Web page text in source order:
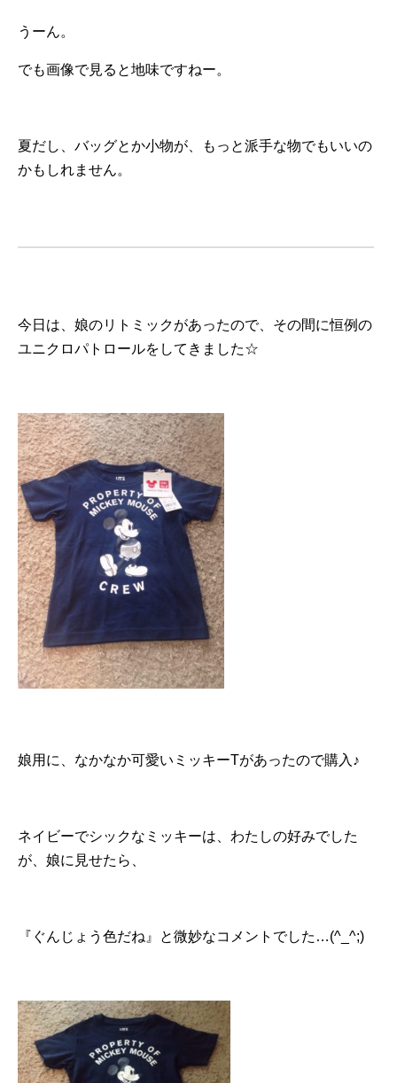
うーん。
でも画像で見ると地味ですねー。
夏だし、バッグとか小物が、もっと派手な物でもいいの
かもしれません。
今日は、娘のリトミックがあったので、その間に恒例の
ユニクロパトロールをしてきました☆
娘用に、なかなか可愛いミッキーTがあったので購入♪
ネイビーでシックなミッキーは、わたしの好みでした
が、娘に見せたら、
『ぐんじょう色だね』と微妙なコメントでした…(^_^;)